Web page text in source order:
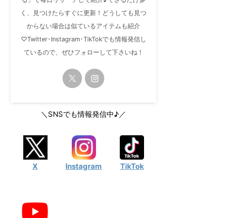
く、見つけたらすぐに更新！どうしても見つ
からない場合は似ているアイテムも紹介
♡Twitter･Instagram･TikTokでも情報発信し
ているので、ぜひフォローして下さいね！
＼SNSでも情報発信中♪／
X Instagram TikTok